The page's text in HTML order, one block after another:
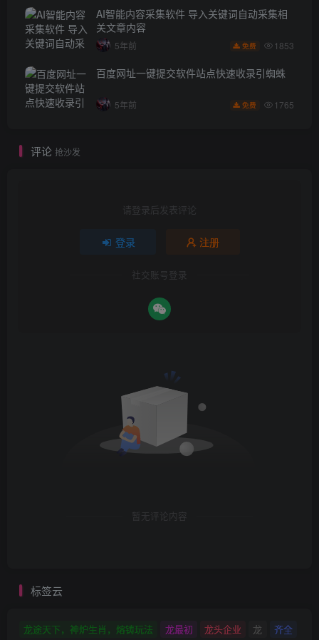
AI智能内容采集软件 导入关键词自动采集相
关文章内容
5年前 免费 1853
百度网址一键提交软件站点快速收录引蜘蛛
5年前 免费 1765
评论 抢沙发
请登录后发表评论
登录 注册
社交账号登录
暂无评论内容
标签云
龙途天下，神炉生肖，熔铸玩法 龙最初 龙头企业 龙 齐全